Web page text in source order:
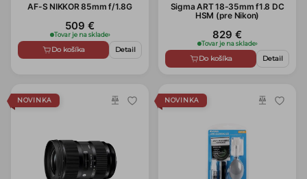
AF-S NIKKOR 85mm f/1.8G
509 €
Tovar je na sklade›
Do košíka Detail
Sigma ART 18-35mm f1.8 DC
HSM (pre Nikon)
829 €
Tovar je na sklade›
Do košíka Detail
NOVINKA NOVINKA